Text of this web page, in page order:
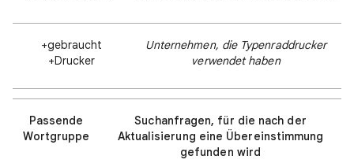
+gebraucht
+Drucker
Unternehmen, die Typenraddrucker
verwendet haben
Passende
Wortgruppe
Suchanfragen, für die nach der
Aktualisierung eine Übereinstimmung
gefunden wird